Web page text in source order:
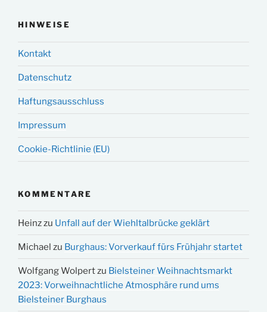
HINWEISE
Kontakt
Datenschutz
Haftungsausschluss
Impressum
Cookie-Richtlinie (EU)
KOMMENTARE
Heinzzu Unfall auf der Wiehltalbrücke geklärt
Michael zu Burghaus: Vorverkauf fürs Frühjahr startet
Wolfgang Wolpertzu Bielsteiner Weihnachtsmarkt
2023: Vorweihnachtliche Atmosphäre rund ums
Bielsteiner Burghaus